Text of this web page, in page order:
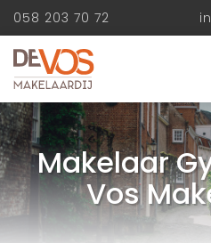
058 203 70 72
Makelaar
Vos